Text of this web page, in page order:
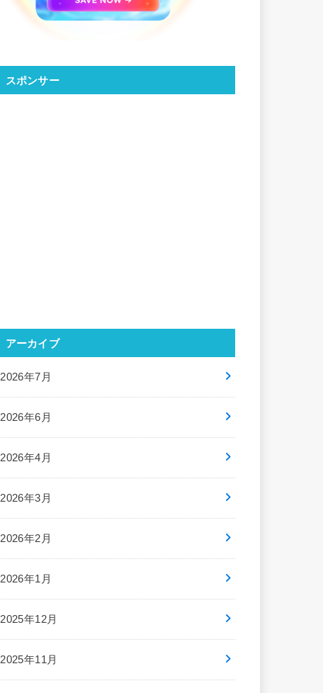
スポンサー
アーカイブ
2026年7月
2026年6月
2026年4月
2026年3月
2026年2月
2026年1月
2025年12月
2025年11月